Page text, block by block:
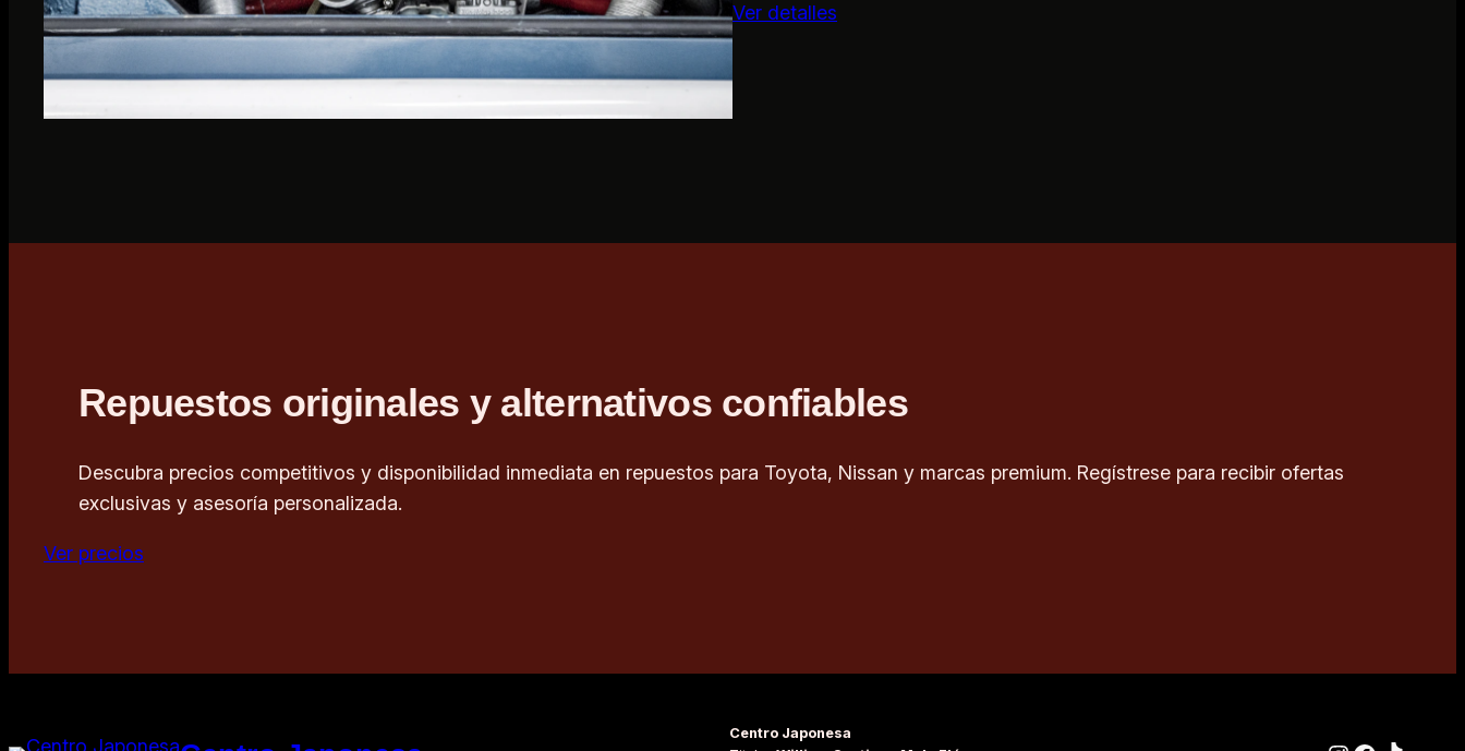
Ver detalles
Repuestos originales y alternativos confiables
Descubra precios competitivos y disponibilidad inmediata en repuestos para Toyota, Nissan y marcas premium. Regístrese para recibir ofertas
exclusivas y asesoría personalizada.
Ver precios
Centro Japonesa